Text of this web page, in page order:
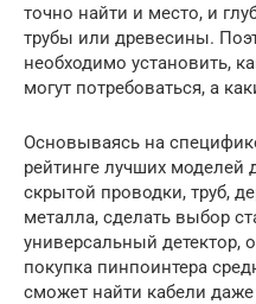
точно найти и место, и
трубы или древесины.
необходимо установить,
могут потребоваться, а
Основываясь на
рейтинге лучших моделей
скрытой проводки, труб,
металла, сделать выбор
универсальный детектор,
покупка пинпоинтера
сможет найти кабели